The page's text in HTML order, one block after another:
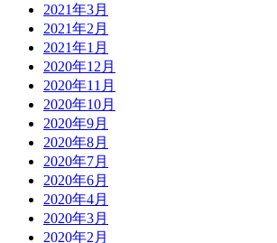
2021年3月
2021年2月
2021年1月
2020年12月
2020年11月
2020年10月
2020年9月
2020年8月
2020年7月
2020年6月
2020年4月
2020年3月
2020年2月